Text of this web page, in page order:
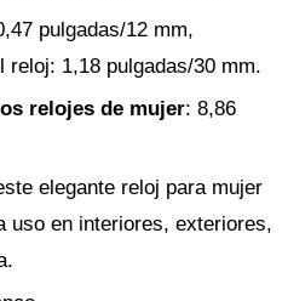
pulgadas/12 mm,
reloj: 1,18 pulgadas/30 mm.
relojes de mujer: 8,86
elegante reloj para mujer
uso en interiores, exteriores,